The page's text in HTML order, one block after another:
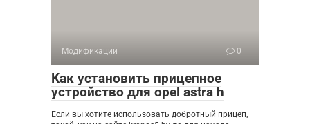
Модификации 0
Как установить прицепное
устройство для opel astra h
Если вы хотите использовать добротный прицеп,